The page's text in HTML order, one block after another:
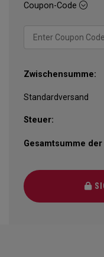
Coupon-Code
Zwischensumme:
Steuer:
Gesamtsumme